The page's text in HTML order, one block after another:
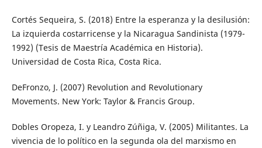
Cortés Sequeira, S. (2018) Entre la esperanza y la desilusión:
La izquierda costarricense y la Nicaragua Sandinista (1979-
1992) (Tesis de Maestría Académica en Historia).
Universidad de Costa Rica, Costa Rica.
DeFronzo, J. (2007) Revolution and Revolutionary
Movements. New York: Taylor & Francis Group.
Dobles Oropeza, I. y Leandro Zúñiga, V. (2005) Militantes. La
vivencia de lo político en la segunda ola del marxismo en